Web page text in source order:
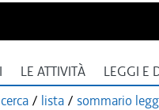
LE ATTIVITÀ LEGGI E
/ lista / sommario